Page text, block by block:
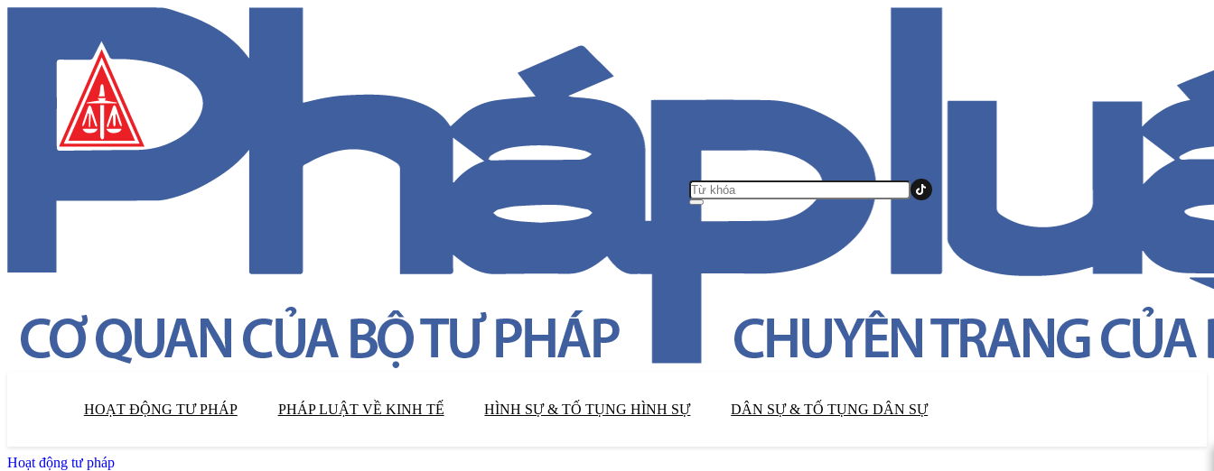
HOẠT ĐỘNG TƯ PHÁP PHÁP LUẬT VỀ KINH TẾ HÌNH SỰ & TỐ TỤNG HÌNH SỰ DÂN SỰ & TỐ TỤNG DÂN SỰ
Hoạt động tư pháp